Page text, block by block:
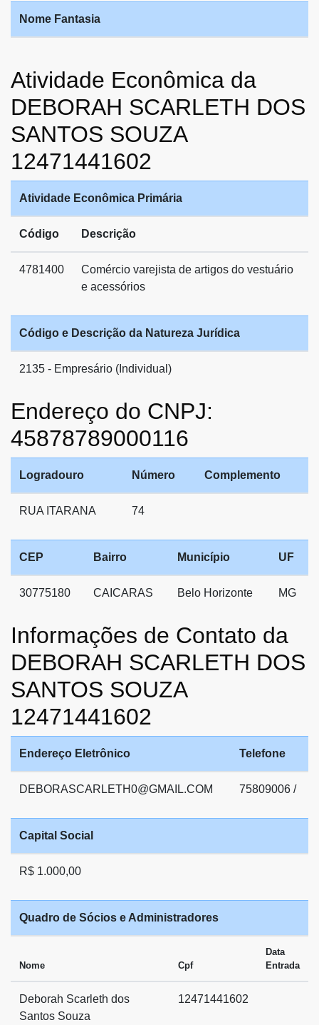
Nome Fantasia
Atividade Econômica da
DEBORAH SCARLETH DOS
SANTOS SOUZA
12471441602
Atividade Econômica Primária
Código Descrição
4781400
Comércio varejista de artigos do vestuário
e acessórios
Código e Descrição da Natureza Jurídica
2135 - Empresário (Individual)
Endereço do CNPJ:
45878789000116
Logradouro Número Complemento
RUA ITARANA 74
CEP Bairro Município UF
30775180 CAICARAS Belo Horizonte MG
Informações de Contato da
DEBORAH SCARLETH DOS
SANTOS SOUZA
12471441602
Endereço Eletrônico Telefone
DEBORASCARLETH0@GMAIL.COM 75809006 /
Capital Social
R$ 1.000,00
Quadro de Sócios e Administradores
Nome Cpf
Data
Entrada
Deborah Scarleth dos
Santos Souza
12471441602